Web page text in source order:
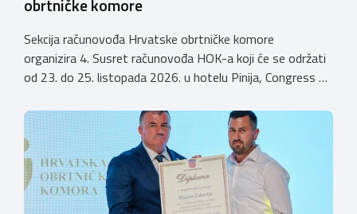
obrtničke komore
Sekcija računovođa Hrvatske obrtničke komore
organizira 4. Susret računovođa HOK-a koji će se održati
od 23. do 25. listopada 2026. u hotelu Pinija, Congress &
otvoren u petak, 23. listopada 2026. u
poslijepodnevnim, uz uvodno predavanje i pozdrav
domaćina. Tijekom subote, 24. listopada, održavat će se
predavanja, interaktivne radionice te okrugli stolovi na
aktualne teme. […]